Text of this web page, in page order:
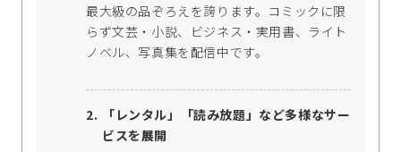
最大級の品ぞろえを誇ります。コミックに限
らず文芸・小説、ビジネス・実用書、ライト
ノベル、写真集を配信中です。
「レンタル」「読み放題」など多様なサー
ビスを展開